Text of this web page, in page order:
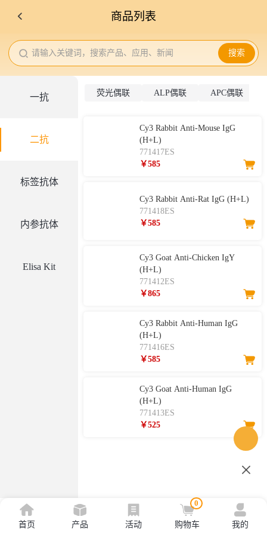
商品列表
请输入关键词，搜索产品、应用、新闻 搜索
一抗
二抗
标签抗体
内参抗体
Elisa Kit
荧光偶联 ALP偶联 APC偶联
Cy3 Rabbit Anti-Mouse IgG
(H+L)
771417ES
￥585
Cy3 Rabbit Anti-Rat IgG (H+L)
771418ES
￥585
Cy3 Goat Anti-Chicken IgY
(H+L)
771412ES
￥865
Cy3 Rabbit Anti-Human IgG
(H+L)
771416ES
￥585
Cy3 Goat Anti-Human IgG
(H+L)
771413ES
￥525
首页 产品 活动
0
购物车 我的